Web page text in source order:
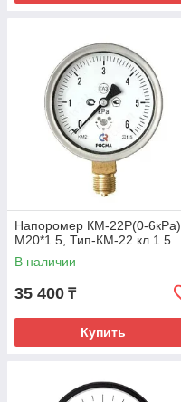
Напоромер КМ-22Р(0-6кРа)
М20*1.5, Тип-КМ-22 кл.1.5.
В наличии
35 400 ₸
Купить